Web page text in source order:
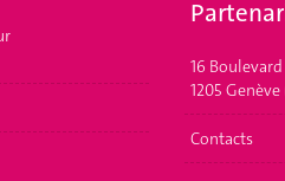
16
1205 Genève
Contacts